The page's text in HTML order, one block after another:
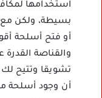
استخدامها
بسيطة، ولكن مع
أو فتح أسلحة
والقناصة القدرة
تشويقا وتتيح
أن وجود أسلحة